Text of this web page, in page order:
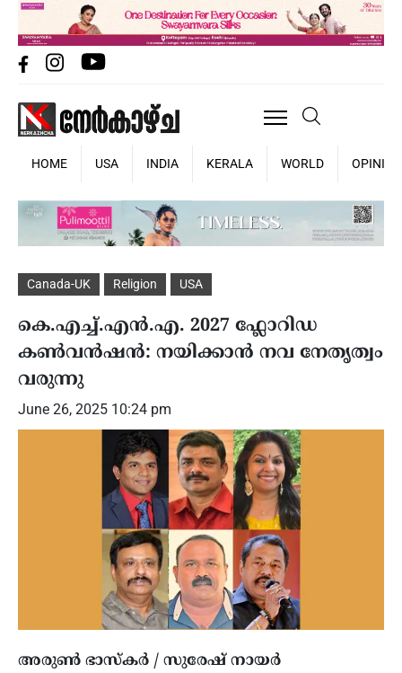
HOME USA INDIA KERALA WORLD OPINION
Canada-UK Religion USA
കെ.എച്ച്.എൻ.എ. 2027 ഫ്ലോറിഡ
കൺവൻഷൻ: നയിക്കാൻ നവ നേതൃത്വം
വരുന്നു
June 26, 2025 10:24 pm
അരുൺ ഭാസ്കർ / സുരേഷ് നായർ